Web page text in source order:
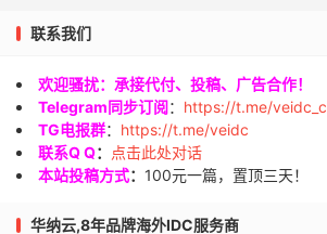
联系我们
欢迎骚扰：承接代付、投稿、广告合作！
Telegram同步订阅： https://t.me/
TG电报群： https://t.me/veidc
联系Q Q：
点击此处对话
本站投稿方式： 100元一篇，置顶三天！
华纳云,8年品牌海外IDC服务商